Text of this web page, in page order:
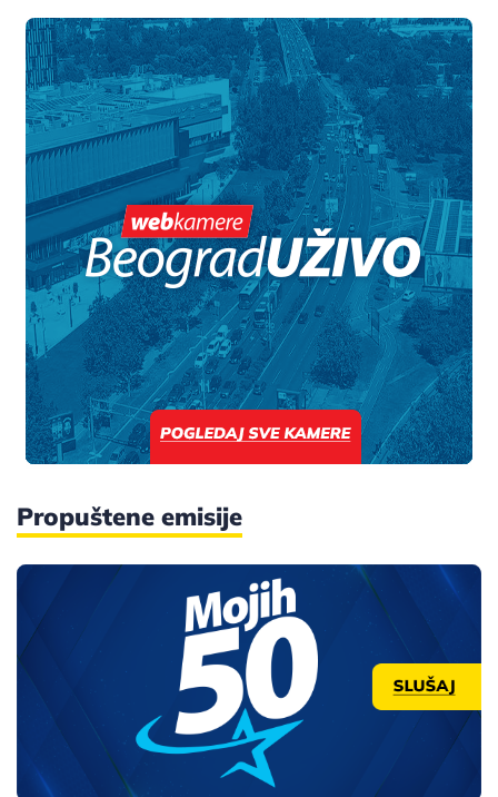
Propuštene emisije